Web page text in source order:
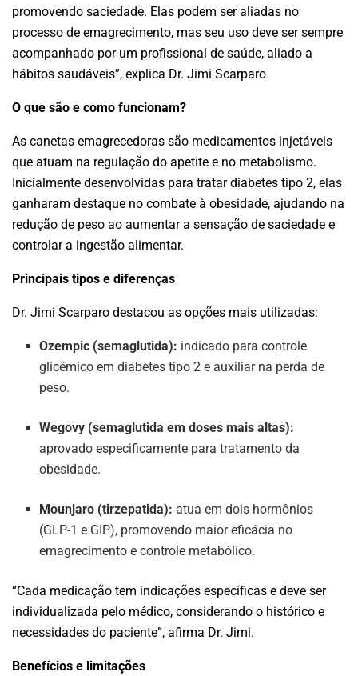
promovendo saciedade. Elas podem ser aliadas no
processo de emagrecimento, mas seu uso deve ser sempre
acompanhado por um profissional de saúde, aliado a
hábitos saudáveis”, explica Dr. Jimi Scarparo.
O que são e como funcionam?
As canetas emagrecedoras são medicamentos injetáveis
que atuam na regulação do apetite e no metabolismo.
Inicialmente desenvolvidas para tratar diabetes tipo 2, elas
ganharam destaque no combate à obesidade, ajudando na
redução de peso ao aumentar a sensação de saciedade e
controlar a ingestão alimentar.
Principais tipos e diferenças
Dr. Jimi Scarparo destacou as opções mais utilizadas:
Ozempic (semaglutida): indicado para controle
glicêmico em diabetes tipo 2 e auxiliar na perda de
peso.
Wegovy (semaglutida em doses mais altas):
aprovado especificamente para tratamento da
obesidade.
Mounjaro (tirzepatida): atua em dois hormônios
(GLP-1 e GIP), promovendo maior eficácia no
emagrecimento e controle metabólico.
“Cada medicação tem indicações específicas e deve ser
individualizada pelo médico, considerando o histórico e
necessidades do paciente”, afirma Dr. Jimi.
Benefícios e limitações